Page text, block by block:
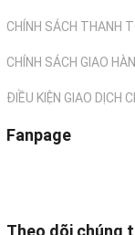
CHÍNH SÁCH THANH
CHÍNH SÁCH GIAO
ĐIỀU KIỆN GIAO DỊCH
Fanpage